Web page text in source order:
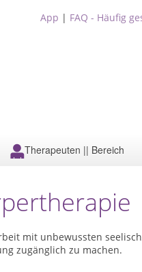
App | FAQ - Häufig
Therapeuten || Bereich
mit unbewussten
zugänglich zu machen.